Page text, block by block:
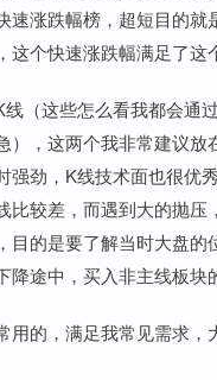
速涨跌幅榜，超短目的就
个快速涨跌幅满足了这
（这些怎么看我都会通
），这两个我非常建议放
强劲，K线技术面也很优
比较差，而遇到大的抛压
目的是要了解当时大盘的
途中，买入非主线板块
用的，满足我常见需求，